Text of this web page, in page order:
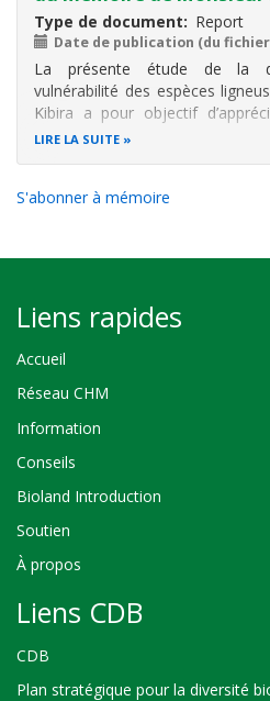
Type de document Report
Date de publication (du fichier
La présente étude de la
vulnérabilité des espèces
Kibira a pour objectif
d’évaluer l’importance et la
LIRE LA SUITE
S'abonner à mémoire
Liens rapides
Accueil
Réseau CHM
Information
Conseils
Bioland Introduction
Soutien
À propos
Liens CDB
CDB
Plan stratégique pour la diversité